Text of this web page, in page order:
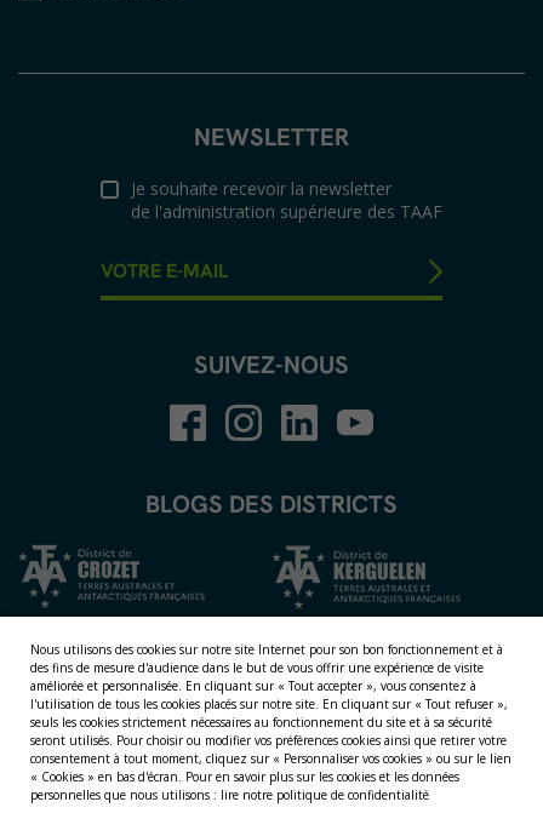
NEWSLETTER
Je souhaite recevoir la newsletter
de l'administration supérieure des TAAF
SUIVEZ-NOUS
BLOGS DES DISTRICTS
NOS TERRITOIRES
Nous utilisons des cookies sur notre site Internet pour son bon fonctionnement et à
des fins de mesure d'audience dans le but de vous offrir une expérience de visite
améliorée et personnalisée. En cliquant sur « Tout accepter », vous consentez à
l'utilisation de tous les cookies placés sur notre site. En cliquant sur « Tout refuser »,
seuls les cookies strictement nécessaires au fonctionnement du site et à sa sécurité
seront utilisés. Pour choisir ou modifier vos préférences cookies ainsi que retirer votre
consentement à tout moment, cliquez sur « Personnaliser vos cookies » ou sur le lien
« Cookies » en bas d'écran. Pour en savoir plus sur les cookies et les données
personnelles que nous utilisons : lire notre politique de confidentialité